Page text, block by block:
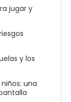
jugar y
y los
una